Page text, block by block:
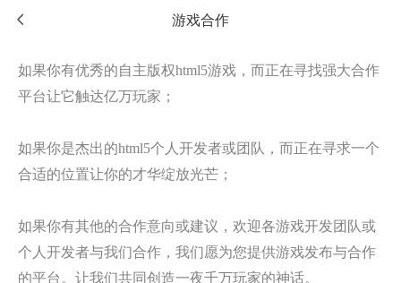
游戏合作
如果你有优秀的自主版权html5游戏，而正在寻找强大合作
平台让它触达亿万玩家；
如果你是杰出的html5个人开发者或团队，而正在寻求一个
合适的位置让你的才华绽放光芒；
如果你有其他的合作意向或建议，欢迎各游戏开发团队或
个人开发者与我们合作，我们愿为您提供游戏发布与合作
的平台。让我们共同创造一夜千万玩家的神话。